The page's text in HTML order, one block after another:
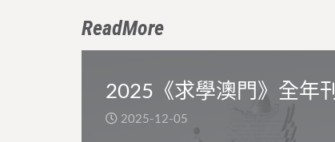
ReadMore
2025《求學澳門》全年刊
2025-12-05